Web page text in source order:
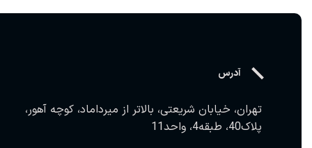
آدرس
تهران، خیابان شریعتی، بالاتر از میرداماد، کوچه آهور،
پلاک40، طبقه4، واحد11